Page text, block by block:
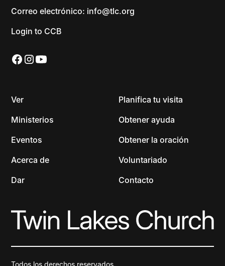
Correo electrónico: info@tlc.org
Login to CCB
Ver
Ministerios
Eventos
Acerca de
Dar
Planifica tu visita
Obtener ayuda
Obtener la oración
Voluntariado
Contacto
Todos los derechos reservados.